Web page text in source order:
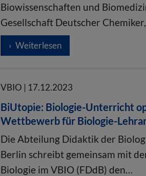
Biowissenschaften und
Gesellschaft Deutscher
Weiterlesen
VBIO | 17.12.2023
BiUtopie: Biologie-Unterricht
Wettbewerb für Biologie-
Die Abteilung Didaktik der
Berlin schreibt gemeinsam mit
Biologie im VBIO (FDdB) den…